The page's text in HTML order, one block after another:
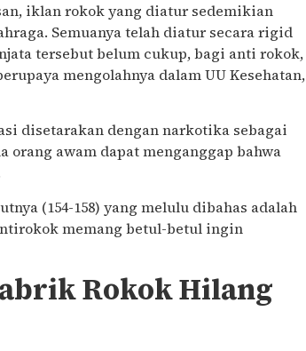
iklan rokok yang diatur sedemikian
Semuanya telah diatur secara rigid
tersebut belum cukup, bagi anti rokok,
mengolahnya dalam UU Kesehatan,
disetarakan dengan narkotika sebagai
awam dapat menganggap bahwa
(154-158) yang melulu dibahas adalah
memang betul-betul ingin
Rokok Hilang